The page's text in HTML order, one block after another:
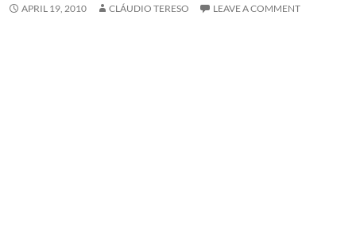
APRIL 19, 2010 CLÁUDIO TERESO LEAVE A COMMENT